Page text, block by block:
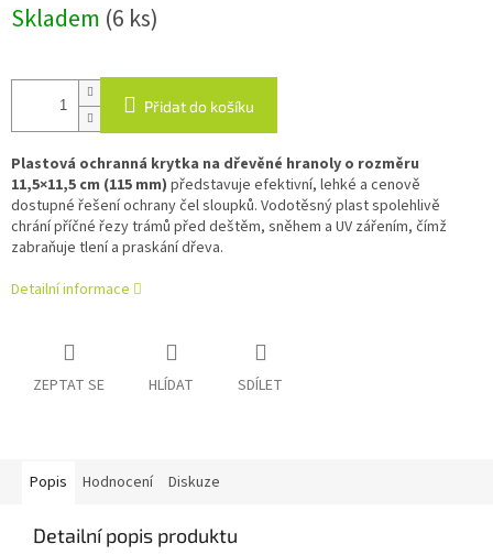
Skladem (6 ks)
Přidat do košíku
Plastová ochranná krytka na dřevěné hranoly o rozměru
11,5×11,5 cm (115 mm) představuje efektivní, lehké a cenově
dostupné řešení ochrany čel sloupků. Vodotěsný plast spolehlivě
chrání příčné řezy trámů před deštěm, sněhem a UV zářením, čímž
zabraňuje tlení a praskání dřeva.
Detailní informace
ZEPTAT SE HLÍDAT SDÍLET
Popis Hodnocení Diskuze
Detailní popis produktu